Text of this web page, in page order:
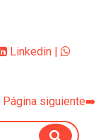
Linkedin |
Página siguiente➡️